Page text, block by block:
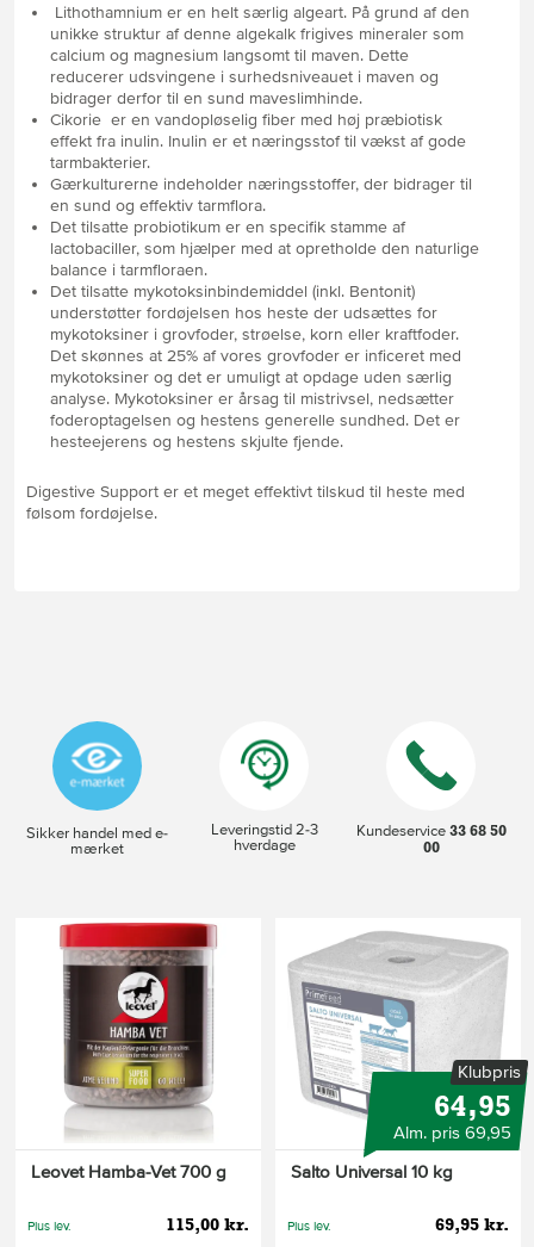
Lithothamnium er en helt særlig algeart. På grund af den
unikke struktur af denne algekalk frigives mineraler som
calcium og magnesium langsomt til maven. Dette
reducerer udsvingene i surhedsniveauet i maven og
bidrager derfor til en sund maveslimhinde.
Cikorie er en vandopløselig fiber med høj præbiotisk
effekt fra inulin. Inulin er et næringsstof til vækst af gode
tarmbakterier.
Gærkulturerne indeholder næringsstoffer, der bidrager til
en sund og effektiv tarmflora.
Det tilsatte probiotikum er en specifik stamme af
lactobaciller, som hjælper med at opretholde den naturlige
balance i tarmfloraen.
Det tilsatte mykotoksinbindemiddel (inkl. Bentonit)
understøtter fordøjelsen hos heste der udsættes for
mykotoksiner i grovfoder, strøelse, korn eller kraftfoder.
Det skønnes at 25% af vores grovfoder er inficeret med
mykotoksiner og det er umuligt at opdage uden særlig
analyse. Mykotoksiner er årsag til mistrivsel, nedsætter
foderoptagelsen og hestens generelle sundhed. Det er
hesteejerens og hestens skjulte fjende.
Digestive Support er et meget effektivt tilskud til heste med
følsom fordøjelse.
Sikker handel med e-
mærket
Leveringstid 2-3
hverdage
Kundeservice33 68 50
00
Leovet Hamba-Vet 700 g
115,00 kr.
Plus lev.
Klubpris
64,95
Alm. pris 69,95
Salto Universal 10 kg
69,95 kr.
Plus lev.